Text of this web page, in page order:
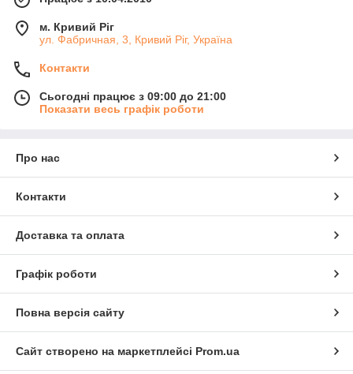
м. Кривий Ріг
ул. Фабричная, 3, Кривий Ріг, Україна
Контакти
Сьогодні працює з 09:00 до 21:00
Показати весь графік роботи
Про нас
Контакти
Доставка та оплата
Графік роботи
Повна версія сайту
Сайт створено на маркетплейсі Prom.ua